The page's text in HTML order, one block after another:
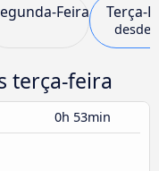
Feira Terça-
desde
terça-feira
0h 53min